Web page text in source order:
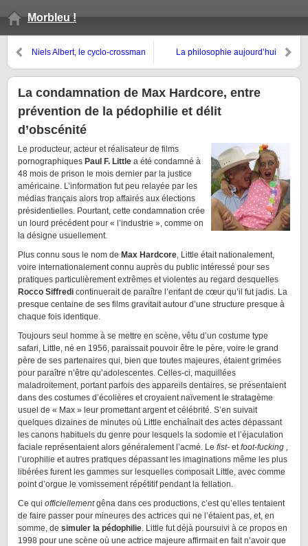
Morbleu !
Niels Albert, le cyclo-crossman
La philosophie aujourd’hui
La condamnation de Max Hardcore, entre
prévention de la pédophilie et délit
d’obscénité
Le producteur, acteur et réalisateur de films
pornographiques Paul F. Little a été condamné à
48 mois de prison le mois dernier par la justice
américaine. L’information fut peu relayée par les
médias français alors trop affairés aux élections
présidentielles. Pourtant, cette condamnation crée
un lourd précédent pour « l’industrie », comme on
la désigne usuellement.
Plus connu sous le nom de Max Hardcore, Little était nationalement,
voire internationalement connu auprès du public intéressé pour ses
pratiques particulièrement extrêmes et violentes au regard desquelles
Rocco Siffredi continuerait de paraître l’enfant de cœur qu’il fut jadis. La
presque centaine de ses films gravitait autour d’une structure presque à
chaque fois identique.
Toujours seul homme à se mettre en scène, vêtu d’un costume type
safari, Little, né en 1956, paraissait pouvoir être le père, voire le grand
père de ses partenaires qui, bien que toutes majeures, étaient grimées
pour paraître n’être qu’adolescentes. Celles-ci, maquillées
maladroitement, portant parfois des appareils dentaires, se présentaient
dans des costumes d’écolières et croyaient naïvement le stratagème
usuel de « Max » leur promettant argent et célébrité. S’en suivait
quelques dizaines de minutes où Little enchaînait des actes dépassant
les canons habituels du genre pour lesquels la sodomie et l’éjaculation
faciale représentaient alors généralement l’acmé. Le fist- etfoot-fucking ,
l’urophilie et autres pratiques dépassant les imaginations même les plus
libérées furent les gammes sur lesquelles composait Little, avec comme
point d’orgue le vomissement répétitif pendant la fellation.
Ce qui officiellementgêna dans ces productions, c’est qu’elles tentaient
de faire passer pour mineures des actrices qui ne l’étaient pas, et, en
somme, de simuler la pédophilie. Little fut déjà poursuivi à ce propos en
1998 pour une scène où une actrice majeure affirmait en fait n’avoir que